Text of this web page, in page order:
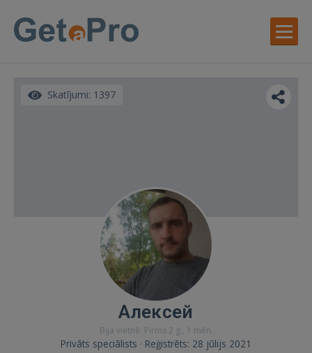
Skatījumi: 1397
Алексей
Bija vietnē: Pirms 2 g., 1 mēn.
Privāts speciālists · Reģistrēts: 28 jūlijs 2021